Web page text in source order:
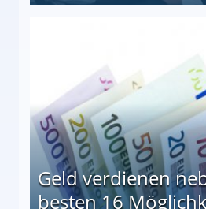
Geld verdienen
besten 16